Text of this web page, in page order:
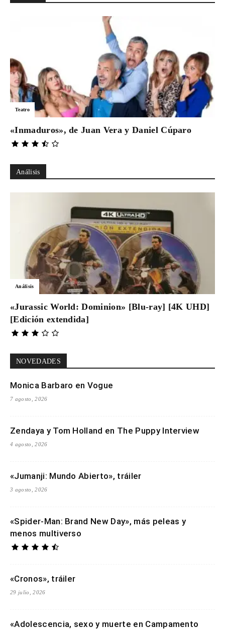
Teatro
«Inmaduros», de Juan Vera y Daniel Cúparo
Análisis
Análisis
«Jurassic World: Dominion» [Blu-ray] [4K UHD]
[Edición extendida]
NOVEDADES
Monica Barbaro en Vogue
7 agosto, 2026
Zendaya y Tom Holland en The Puppy Interview
4 agosto, 2026
«Jumanji: Mundo Abierto», tráiler
3 agosto, 2026
«Spider-Man: Brand New Day», más peleas y
menos multiverso
«Cronos», tráiler
29 julio, 2026
«Adolescencia, sexo y muerte en Campamento